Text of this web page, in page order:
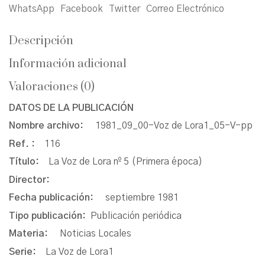
WhatsApp Facebook Twitter Correo Electrónico
Descripción
Información adicional
Valoraciones (0)
DATOS DE LA PUBLICACIÓN
Nombre archivo:
1981_09_00-Voz de Lora1_05-V-pp
Ref. :
116
Título:
La Voz de Lora nº 5 (Primera época)
Director:
Fecha publicación: septiembre 1981
Tipo publicación:
Publicación periódica
Materia:
Noticias Locales
Serie:
La Voz de Lora1